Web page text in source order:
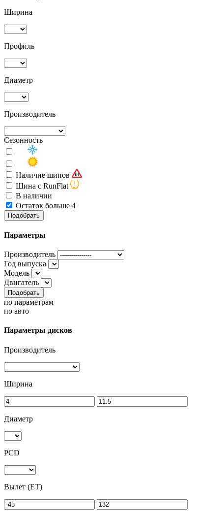
Ширина
Профиль
Диаметр
Производитель
Сезонность
Наличие шипов
Шина с RunFlat
В наличии
Остаток больше 4
Подобрать
Параметры
Производитель
Год выпуска
Модель
Двигатель
Подобрать
по параметрам
по авто
Параметры дисков
Производитель
Ширина
Диаметр
PCD
Вылет (ET)